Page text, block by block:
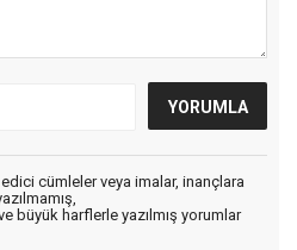
cümleler veya imalar, inançlara
büyük harflerle yazılmış yorumlar